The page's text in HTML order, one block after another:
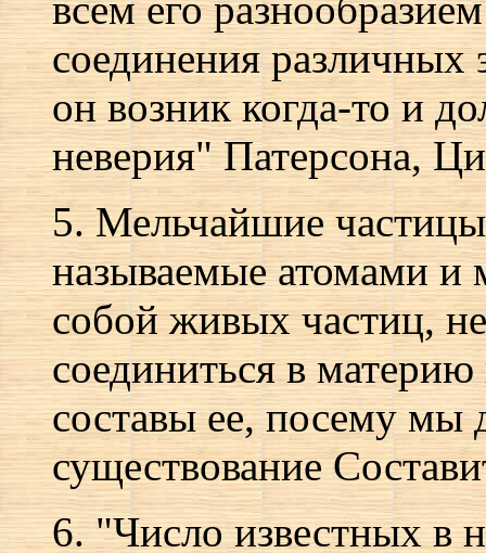
соединения различных
он возник когда-то и
неверия" Патерсона,
5. Мельчайшие
называемые атомами и
собой живых частиц,
соединиться в
составы ее, посему мы
существование
6. "Число известных в